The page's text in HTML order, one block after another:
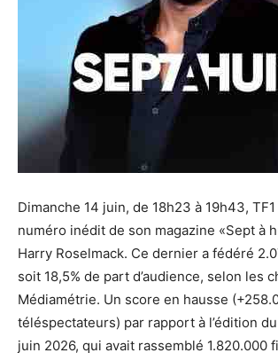
Dimanche 14 juin, de 18h23 à 19h43,
numéro inédit de son magazine «Sept à
Harry Roselmack. Ce dernier a fédéré
soit 18,5% de part d’audience, selon les
Médiamétrie. Un score en hausse
téléspectateurs) par rapport à l’édition
juin 2026, qui avait rassemblé 1.820.000